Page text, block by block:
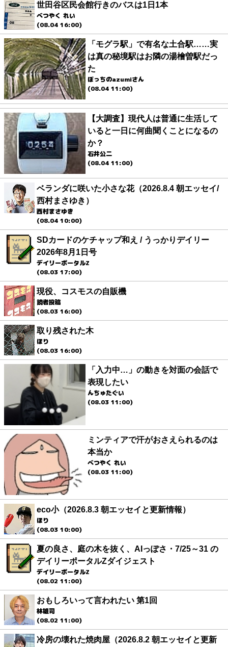
世田谷区民会館行きのバスは1日1本
べつやく れい
(08.04 16:00)
「モグラ駅」で有名な土合駅……実
は真の秘境駅はお隣の湯檜曽駅だっ
た
ぼっちのazumiさん
(08.04 11:00)
【大調査】現代人は普通に生活して
いると一日に何曲聞くことになるの
か？
石井公二
(08.04 11:00)
ベランダに咲いた小さな花（2026.8.4 朝エッセイ/
西村まさゆき）
西村まさゆき
(08.04 10:00)
SDカードのケチャップ和え / うっかりデイリー
2026年8月1日号
デイリーポータルZ
(08.03 17:00)
現役、コスモスの自販機
読者投稿
(08.03 16:00)
取り残された木
ほり
(08.03 16:00)
「入力中…」の動きを対面の会話で
表現したい
んちゅたぐい
(08.03 11:00)
ミンティアで汗がおさえられるのは
本当か
べつやく れい
(08.03 11:00)
eco小（2026.8.3 朝エッセイと更新情報）
ほり
(08.03 10:00)
夏の良さ、庭の木を抜く、AIっぽさ・7/25～31 の
デイリーポータルZダイジェスト
デイリーポータルZ
(08.02 11:00)
おもしろいって言われたい 第1回
林雄司
(08.02 11:00)
冷房の壊れた焼肉屋（2026.8.2 朝エッセイと更新